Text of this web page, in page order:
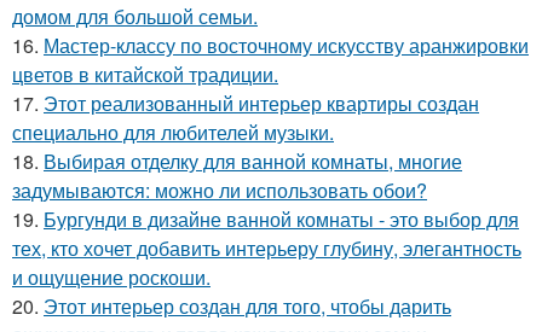
домом для большой семьи.
16. Мастер-классу по восточному искусству аранжировки
цветов в китайской традиции.
17. Этот реализованный интерьер квартиры создан
специально для любителей музыки.
18. Выбирая отделку для ванной комнаты, многие
задумываются: можно ли использовать обои?
19. Бургунди в дизайне ванной комнаты - это выбор для
тех, кто хочет добавить интерьеру глубину, элегантность
и ощущение роскоши.
20. Этот интерьер создан для того, чтобы дарить